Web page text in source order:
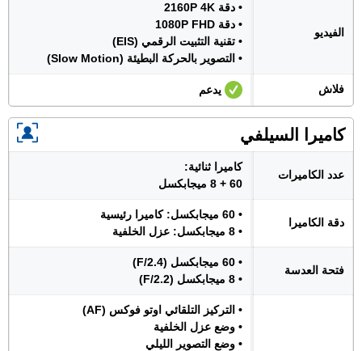
الفيديو
• دقة 2160P 4K
• دقة 1080P FHD
• تقنية التثبيت الرقمي (EIS)
• التصوير بالحركة البطيئة (Slow Motion)
فلاش يدعم
كاميرا السيلفي
عدد الكاميرات
كاميرا ثنائية:
60 + 8 ميجابكسل
دقة الكاميرا
• 60 ميجابكسل: كاميرا رئيسية
• 8 ميجابكسل: عزل الخلفية
فتحة العدسة
• 60 ميجابكسل (F/2.4)
• 8 ميجابكسل (F/2.2)
• التركيز التلقائي اوتو فوكس (AF)
• وضع عزل الخلفية
• وضع التصوير الليلي